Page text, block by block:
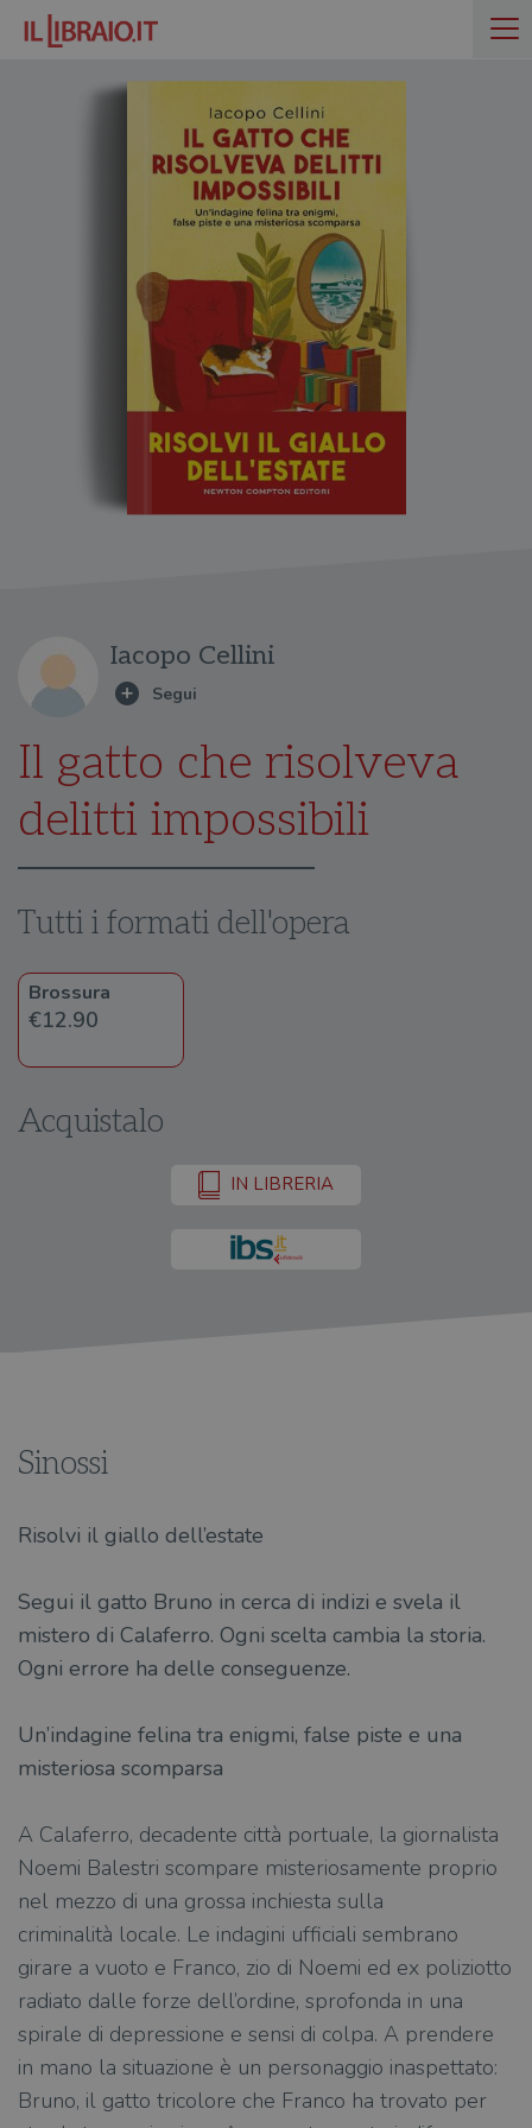
Iacopo Cellini
Il gatto che risolveva
delitti impossibili
Tutti i formati dell'opera
Brossura
€12.90
Acquistalo
IN LIBRERIA
Sinossi
Risolvi il giallo dell’estate
Segui il gatto Bruno in cerca di indizi e svela il
mistero di Calaferro. Ogni scelta cambia la storia.
Ogni errore ha delle conseguenze.
Un’indagine felina tra enigmi, false piste e una
misteriosa scomparsa
A Calaferro, decadente città portuale, la giornalista
Noemi Balestri scompare misteriosamente proprio
nel mezzo di una grossa inchiesta sulla
criminalità locale. Le indagini ufficiali sembrano
girare a vuoto e Franco, zio di Noemi ed ex poliziotto
radiato dalle forze dell’ordine, sprofonda in una
spirale di depressione e sensi di colpa. A prendere
in mano la situazione è un personaggio inaspettato:
Bruno, il gatto tricolore che Franco ha trovato per